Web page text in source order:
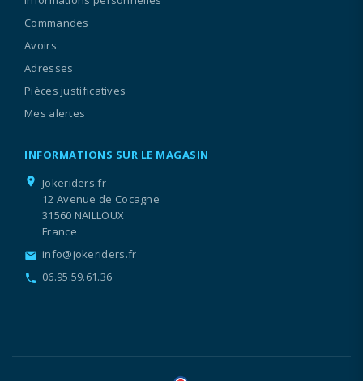
Commandes
Avoirs
Adresses
Pièces justificatives
Mes alertes
INFORMATIONS SUR LE MAGASIN
location_on
Jokeriders.fr
12 Avenue de Cocagne
31560 NAILLOUX
France
email info@jokeriders.fr
call 06.95.59.61.36